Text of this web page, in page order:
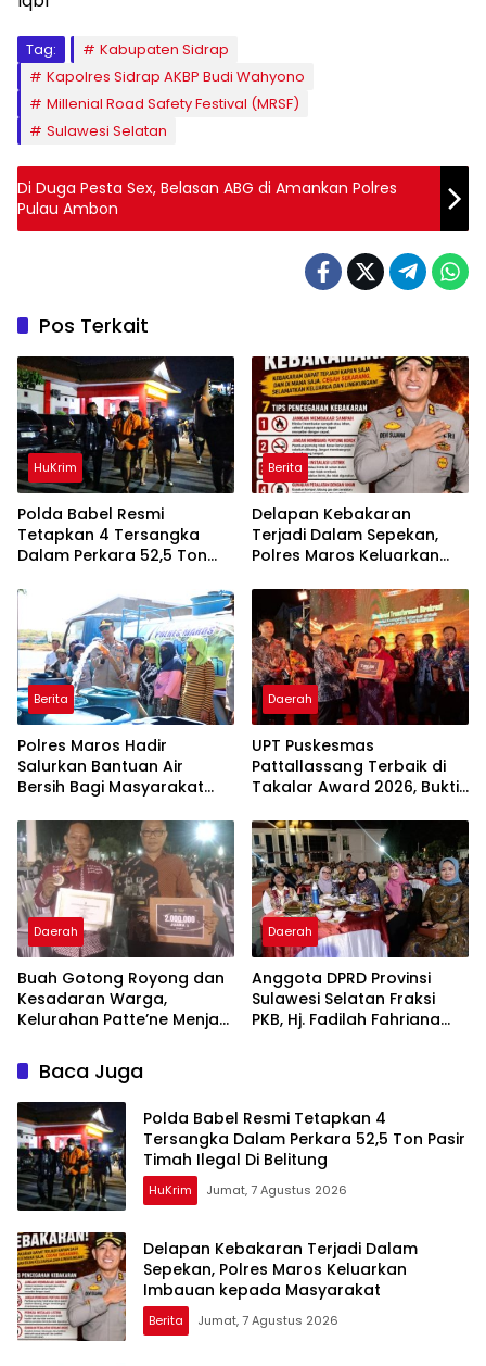
Tag:
Kabupaten Sidrap
Kapolres Sidrap AKBP Budi Wahyono
Millenial Road Safety Festival (MRSF)
Sulawesi Selatan
Di Duga Pesta Sex, Belasan ABG di Amankan Polres
Pulau Ambon
Pos Terkait
HuKrim
Polda Babel Resmi
Tetapkan 4 Tersangka
Dalam Perkara 52,5 Ton
Belitung
Berita
Delapan Kebakaran
Terjadi Dalam Sepekan,
Polres Maros Keluarkan
Masyarakat
Berita
Polres Maros Hadir
Salurkan Bantuan Air
Bersih Bagi Masyarakat
Di Maros
Daerah
UPT Puskesmas
Pattallassang Terbaik di
Takalar Award 2026, Bukti
Pelayanan Kesehatan
Berkualitas
Daerah
Buah Gotong Royong dan
Kesadaran Warga,
Kelurahan Patte’ne Menjadi
2026
Daerah
Anggota DPRD Provinsi
Sulawesi Selatan Fraksi
PKB, Hj. Fadilah Fahriana
dan Inovasi Award 2026
Baca Juga
Polda Babel Resmi Tetapkan 4
Tersangka Dalam Perkara 52,5 Ton Pasir
Timah Ilegal Di Belitung
HuKrim Jumat, 7 Agustus 2026
Delapan Kebakaran Terjadi Dalam
Sepekan, Polres Maros Keluarkan
Imbauan kepada Masyarakat
Berita Jumat, 7 Agustus 2026